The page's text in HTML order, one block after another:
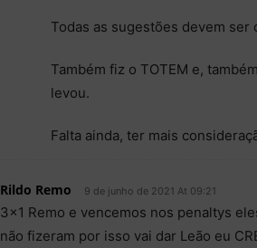
Todas as sugestões devem ser
Também fiz o TOTEM e,
levou.
Falta ainda, ter mais
Rildo Remo 9 de junho de 2021 At 09:21
3×1 Remo e vencemos nos penaltys
não fizeram por isso vai dar Leão eu